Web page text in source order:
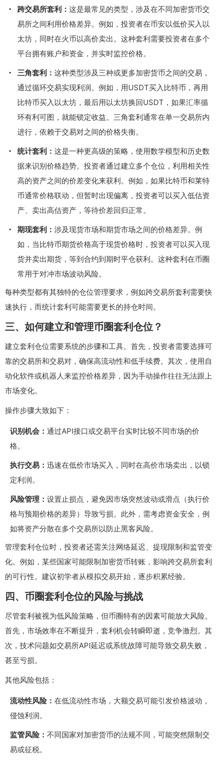
跨交易所套利： 这是最常见的类型，涉及在不同加密货币交
易所之间利用价格差异。例如，投资者在币安以低价买入以
太坊，同时在火币以高价卖出。这种套利需要投资者在多个
平台拥有账户和资金，并实时监控价格。
三角套利： 这种类型涉及三种或更多加密货币之间的交易，
通过循环交易实现利润。例如，用USDT买入比特币，再用
比特币买入以太坊，最后用以太坊换回USDT，如果汇率循
环有利可图，就能锁定收益。三角套利通常在单一交易所内
进行，依赖于交易对之间的价格失衡。
统计套利： 这是一种更高级的策略，使用数学模型和历史数
据来识别价格趋势。投资者通过建立多个仓位，利用相关性
高的资产之间的价差变化来获利。例如，如果比特币和莱特
币通常价格联动，但暂时出现偏离，投资者可以买入低估资
产、卖出高估资产，等待价差回归正常。
期现套利： 涉及现货市场和期货市场之间的价格差异。例
如，当比特币期货价格高于现货价格时，投资者可以买入现
货并卖出期货，等到合约到期时平仓获利。这种套利在币圈
常用于对冲市场波动风险。
每种类型都有其独特的仓位管理要求，例如跨交易所套利需要快
速执行，而统计套利可能需要更长的持仓时间。
三、如何建立和管理币圈套利仓位？
建立套利仓位需要系统的步骤和工具。首先，投资者需要选择可
靠的交易所和交易对，确保高流动性和低手续费。其次，使用自
动化软件或机器人来监控价格差异，因为手动操作往往无法跟上
市场变化。
操作步骤大致如下：
识别机会： 通过API接口或交易平台实时比较不同市场的价
格。
执行交易： 迅速在低价市场买入，同时在高价市场卖出，以锁
定利润。
风险管理： 设置止损点，避免因市场突然波动或滑点（执行价
格与预期价格的差异）导致亏损。此外，需考虑资金安全，例
如将资产分散在多个交易所以防止黑客风险。
管理套利仓位时，投资者还需关注网络延迟、提现限制和监管变
化。例如，某些国家可能限制加密货币转账，影响跨交易所套利
的可行性。建议初学者从模拟交易开始，逐步积累经验。
四、币圈套利仓位的风险与挑战
尽管套利被视为低风险策略，但币圈特有的因素可能放大风险。
首先，市场效率在不断提升，套利机会转瞬即逝，竞争激烈。其
次，技术问题如交易所API延迟或系统故障可能导致交易失败，
甚至亏损。
其他风险包括：
流动性风险： 在低流动性市场，大额交易可能引发价格波动，
侵蚀利润。
监管风险： 不同国家对加密货币的法规不同，可能突然限制交
易或征税。